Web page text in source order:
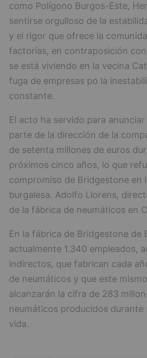
como Polígono Burgos-Este,
sentirse orgulloso de la
y el rigor que ofrece la
factorías, en contraposición
se está viviendo en la vecina
fuga de empresas po la
constante.
El acto ha servido para
parte de la dirección de la
de setenta millones de euros
próximos cinco años, lo que
compromiso de Bridgestone en
burgalesa. Adolfo Llorens,
de la fábrica de neumáticos en
En la fábrica de Bridgestone de
actualmente 1.340 empleados,
indirectos, que fabrican cada
de neumáticos y que este
alcanzarán la cifra de 283
neumáticos producidos durante
vida.